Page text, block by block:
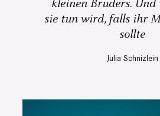
kleinen Bruders. Und
sie tun wird, falls ihr
sollte
Julia Schnizlein